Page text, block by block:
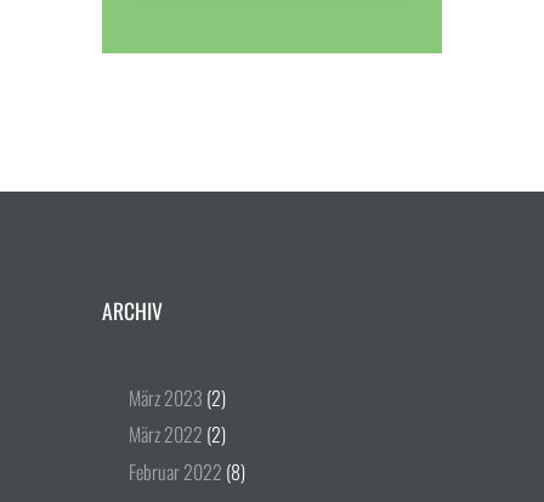
ARCHIV
März2023 (2)
März2022 (2)
Februar2022 (8)